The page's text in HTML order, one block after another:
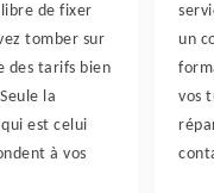
de fixer
tomber sur
des tarifs bien
la
est celui
à vos
un
vos